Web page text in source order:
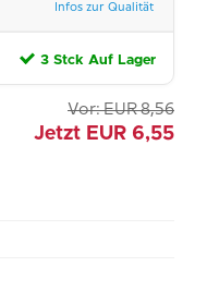
Infos zur Qualität
3 Stck Auf Lager
Vor: EUR 8,56
Jetzt EUR 6,55